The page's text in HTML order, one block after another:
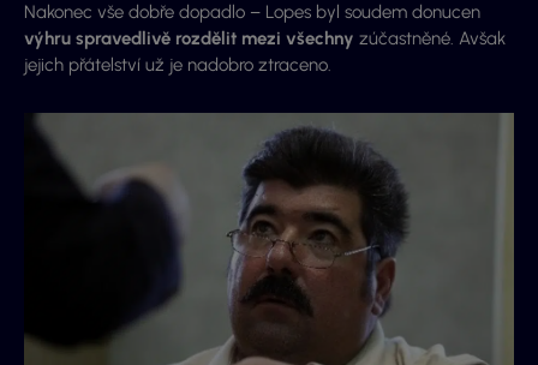
Nakonec vše dobře dopadlo – Lopes byl soudem donucen
výhru spravedlivě rozdělit mezi všechny zúčastněné. Avšak
jejich přátelství už je nadobro ztraceno.